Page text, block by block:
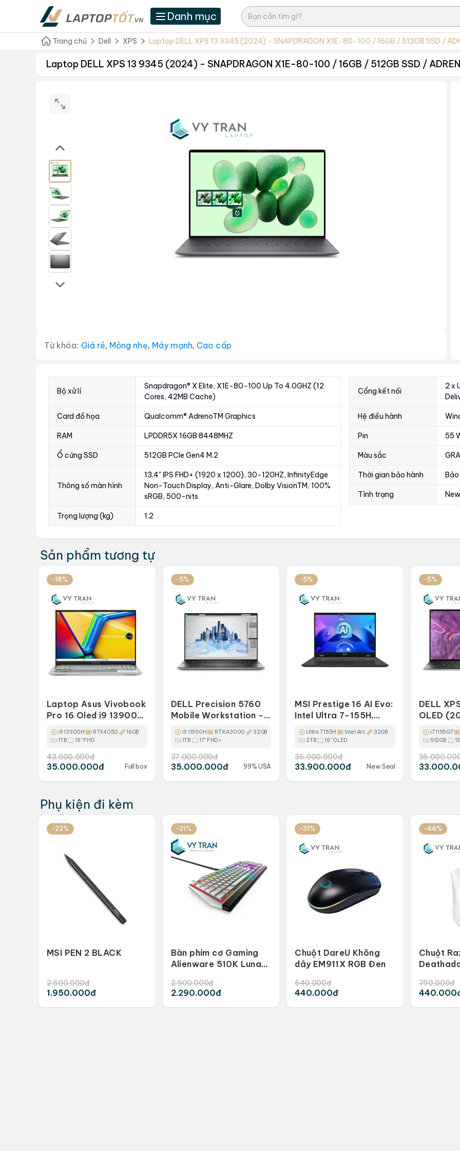
Danh mục
Trang chủ Dell XPS Laptop DELL XPS 13 9345 (2024) - SNAPDRAGON X1E-80-100 / 16GB / 512GB SSD /
Laptop DELL XPS 13 9345 (2024) - SNAPDRAGON X1E-80-100 / 16GB / 512GB SSD /
Từ khóa: Giá rẻ, Mỏng nhẹ, Máy mạnh, Cao cấp
Bộ xử lí
Snapdragon® X Elite, X1E-80-100 Up To 4.0GHZ (12
Cores, 42MB Cache)
Card đồ họa Qualcomm® AdrenoTM Graphics
RAM LPDDR5X 16GB 8448MHZ
Ổ cứng SSD 512GB PCIe Gen4 M.2
Thông số màn hình
13.4" IPS FHD+ (1920 x 1200), 30-120HZ, InfinityEdge
Non-Touch Display, Anti-Glare, Dolby VisionTM, 100%
sRGB, 500-nits
Trọng lượng (kg) 1.2
Cổng kết nối
2 x
Hệ điều hành
Pin 55
Màu sắc
Thời gian bảo hành
Tình trạng
Sản phẩm tương tự
-18%
Laptop Asus Vivobook
Pro 16 Oled i9 13900H
RAM 16GB SSD 1TB
i9 13900H RTX4050
16GB
1TB
16" FHD
43.000.000đ
35.000.000đ Full box
-5%
DELL Precision 5760
Mobile Workstation -
32GB / 1TB SSD /
6GB
i9 11950H RTX A3000
32GB
1TB
17" FHD+
37.000.000đ
35.000.000đ 99% USA
-5%
MSI Prestige 16 AI Evo:
Intel Ultra 7-155H,
OLED 16" UHD+, 32GB
DDR5, SSD NVMe 2TB
Ultra 7 155H Intel Arc
32GB
2TB
16" OLED
36.000.000đ
33.900.000đ New Seal
-5%
DELL
OLED
I7
SSD/
i7 1195G7
512GB
Phụ kiện đi kèm
-22%
MSI PEN 2 BLACK
2.500.000đ
1.950.000đ
-21%
Bàn phím cơ Gaming
Alienware 510K Lunar
2.900.000đ
2.290.000đ
-31%
Chuột DareU Không
dây EM911X RGB Đen
640.000đ
440.000đ
-44%
Chuột
790.000đ